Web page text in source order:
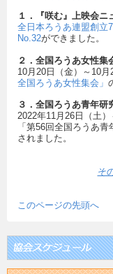
１．『咲む』上映会ニ
全日本ろうあ連盟創立
No.32ができました。
２．全国ろうあ女性集
10月20日（金）～10
全国ろうあ女性集会」
３．全国ろうあ青年研
2022年11月26日（土
「第56回全国ろうあ
されました。
そ
このページの先頭へ